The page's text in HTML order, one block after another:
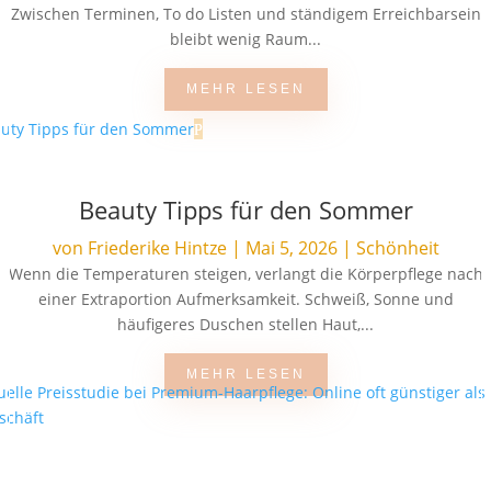
Zwischen Terminen, To do Listen und ständigem Erreichbarsein
bleibt wenig Raum...
MEHR LESEN
Beauty Tipps für den Sommer
von Friederike Hintze| Mai 5, 2026| Schönheit
Wenn die Temperaturen steigen, verlangt die Körperpflege nach
einer Extraportion Aufmerksamkeit. Schweiß, Sonne und
häufigeres Duschen stellen Haut,...
MEHR LESEN